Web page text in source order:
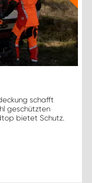
schafft
geschützten
bietet Schutz.